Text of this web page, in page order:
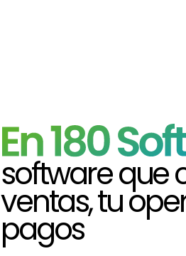
software que
ventas, tu
pagos